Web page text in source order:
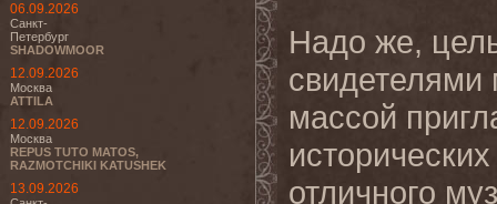
06.09.2026
Санкт-
Петербург
SHADOWMOOR
12.09.2026
Москва
ATTILA
12.09.2026
Москва
REPUS TUTO MATOS,
RAZMOTCHIKI KATUSHEK
13.09.2026
Надо же,
массой
отличного